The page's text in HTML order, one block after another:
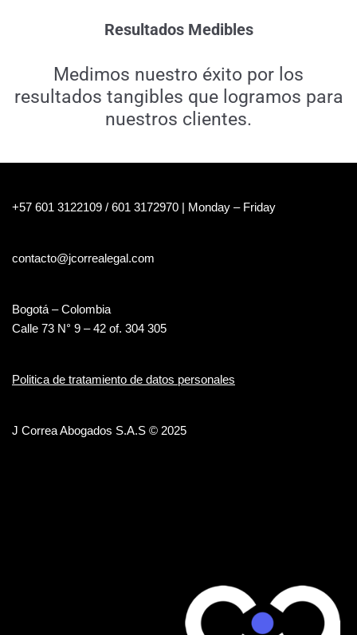
Resultados Medibles
Medimos nuestro éxito por los
resultados tangibles que logramos para
nuestros clientes.
+57 601 3122109 / 601 3172970 | Monday – Friday
contacto@jcorrealegal.com
Bogotá – Colombia
Calle 73 N° 9 – 42 of. 304 305
Politica de tratamiento de datos personales
J Correa Abogados S.A.S © 2025